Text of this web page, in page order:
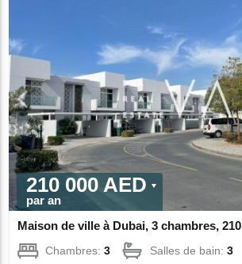
210 000 AED
par an
Maison de ville à Dubai, 3 chambres,
Chambres:3 Salles de bain:3